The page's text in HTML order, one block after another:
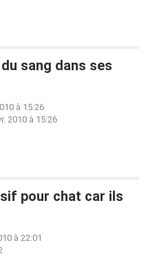
sang dans ses
à 15:26
2010 à 15:26
pour chat car ils
à 22:01